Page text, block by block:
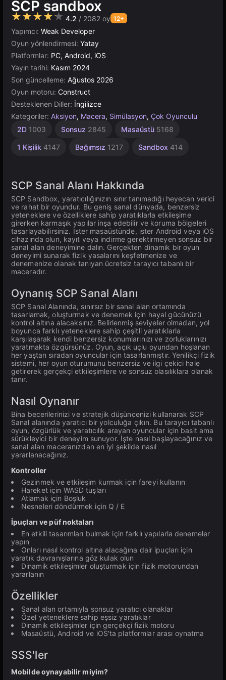
SCP sandbox
★★★★★ 4.2 / 2082 oy 12+
Yapımcı: Weak Developer
Oyun yönlendirmesi: Yatay
Platformlar: PC, Android, iOS
Yayın tarihi: Kasım 2024
Son güncelleme: Ağustos 2026
Oyun motoru: Construct
Desteklenen Diller: İngilizce
Kategoriler: Aksiyon, Macera, Simülasyon, Çok Oyunculu
2D 1003 Sonsuz 2845 Masaüstü 5168
1 Kişilik 4147 Bağımsız 1217 Sandbox 414
Bina
Açık
382
Tarayıcı
Yapı
SCP Sanal Alanı Hakkında
SCP Sandbox, yaratıcılığınızın sınır tanımadığı heyecan verici
ve rahat bir oyundur. Bu geniş sanal dünyada, benzersiz
yeteneklere ve özelliklere sahip yaratıklarla etkileşime
girerken karmaşık yapılar inşa edebilir ve koruma bölgeleri
tasarlayabilirsiniz. İster masaüstünde, ister Android veya iOS
cihazında olun, kayıt veya indirme gerektirmeyen sonsuz bir
sanal alan deneyimine dalın. Gerçekten dinamik bir oyun
deneyimi sunarak fizik yasalarını keşfetmenize ve
denemenize olanak tanıyan ücretsiz tarayıcı tabanlı bir
maceradır.
Oynanış SCP Sanal Alanı
SCP Sanal Alanında, sınırsız bir sanal alan ortamında
tasarlamak, oluşturmak ve denemek için hayal gücünüzü
kontrol altına alacaksınız. Belirlenmiş seviyeler olmadan, yol
boyunca farklı yeteneklere sahip çeşitli yaratıklarla
karşılaşarak kendi benzersiz konumlarınızı ve zorluklarınızı
yaratmakta özgürsünüz. Oyun, açık uçlu oyundan hoşlanan
her yaştan sıradan oyuncular için tasarlanmıştır. Yenilikçi fizik
sistemi, her oyun oturumunu benzersiz ve ilgi çekici hale
getirerek gerçekçi etkileşimlere ve sonsuz olasılıklara olanak
tanır.
Nasıl Oynanır
Bina becerilerinizi ve stratejik düşüncenizi kullanarak SCP
Sanal alanında yaratıcı bir yolculuğa çıkın. Bu tarayıcı tabanlı
oyun, özgürlük ve yaratıcılık arayan oyuncular için basit ama
sürükleyici bir deneyim sunuyor. İşte nasıl başlayacağınız ve
sanal alan maceranızdan en iyi şekilde nasıl
yararlanacağınız.
Kontroller
Gezinmek ve etkileşim kurmak için fareyi kullanın
Hareket için WASD tuşları
Atlamak için Boşluk
Nesneleri döndürmek için Q / E
İpuçları ve püf noktaları
En etkili tasarımları bulmak için farklı yapılarla denemeler
yapın
Onları nasıl kontrol altına alacağına dair ipuçları için
yaratık davranışlarına göz kulak olun
Dinamik etkileşimler oluşturmak için fizik motorundan
yararlanın
Özellikler
Sanal alan ortamıyla sonsuz yaratıcı olanaklar
Özel yeteneklere sahip eşsiz yaratıklar
Dinamik etkileşimler için gerçekçi fizik motoru
Masaüstü, Android ve iOS'ta platformlar arası oynatma
SSS'ler
Mobilde oynayabilir miyim?